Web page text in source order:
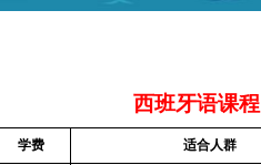
西班牙语课程
学费 适合人群